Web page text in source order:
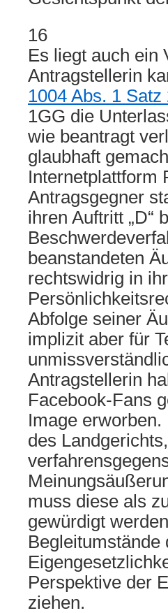
16
Es liegt auch ein
Antragstellerin
1004 Abs. 1 Satz
1GG die
wie beantragt
glaubhaft
Internetplattform
Antragsgegner
ihren Auftritt „D“
beanstandeten
rechtswidrig in
Abfolge seiner
implizit aber für
Antragstellerin
Facebook-Fans
Image
des
muss diese als
gewürdigt
Begleitumstände
Perspektive der
ziehen.